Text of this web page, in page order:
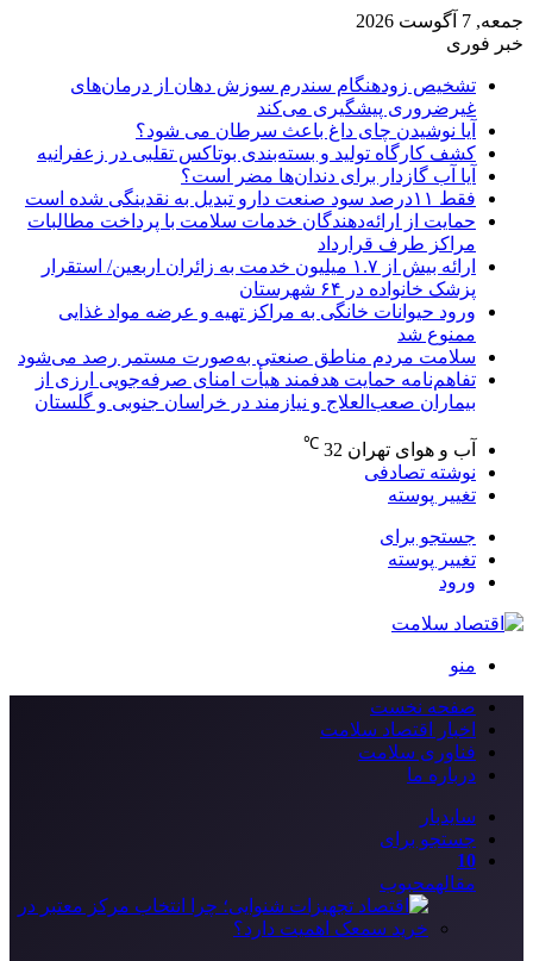
جمعه, 7 آگوست 2026
خبر فوری
تشخیص زودهنگام سندرم سوزش دهان از درمان‌های
غیرضروری پیشگیری می‌کند
آیا نوشیدن چای داغ باعث سرطان می شود؟
کشف کارگاه تولید و بسته‌بندی بوتاکس تقلبی در زعفرانیه
آیا آب گازدار برای دندان‌ها مضر است؟
فقط ۱۱‌درصد سود صنعت دارو تبدیل به نقدینگی شده است
حمایت از ارائه‌دهندگان خدمات سلامت با پرداخت مطالبات
مراکز طرف قرارداد
ارائه بیش از ۱.۷ میلیون خدمت به زائران اربعین/ استقرار
پزشک خانواده در ۶۴ شهرستان
ورود حیوانات خانگی به مراکز تهیه و عرضه مواد غذایی
ممنوع شد
سلامت مردم مناطق صنعتی به‌صورت مستمر رصد می‌شود
تفاهم‌نامه حمایت هدفمند هیأت امنای صرفه‌جویی ارزی از
بیماران صعب‌العلاج و نیازمند در خراسان جنوبی و گلستان
آب و هوای تهران 32
℃
نوشته تصادفی
تغییر پوسته
جستجو برای
تغییر پوسته
ورود
منو
صفحه نخست
اخبار اقتصاد سلامت
فناوری سلامت
درباره ما
سایدبار
جستجو برای
10
مقالهمحبوب